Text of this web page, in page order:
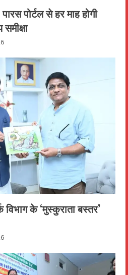
पोर्टल से हर माह होगी
के ‘मुस्कुराता बस्तर’